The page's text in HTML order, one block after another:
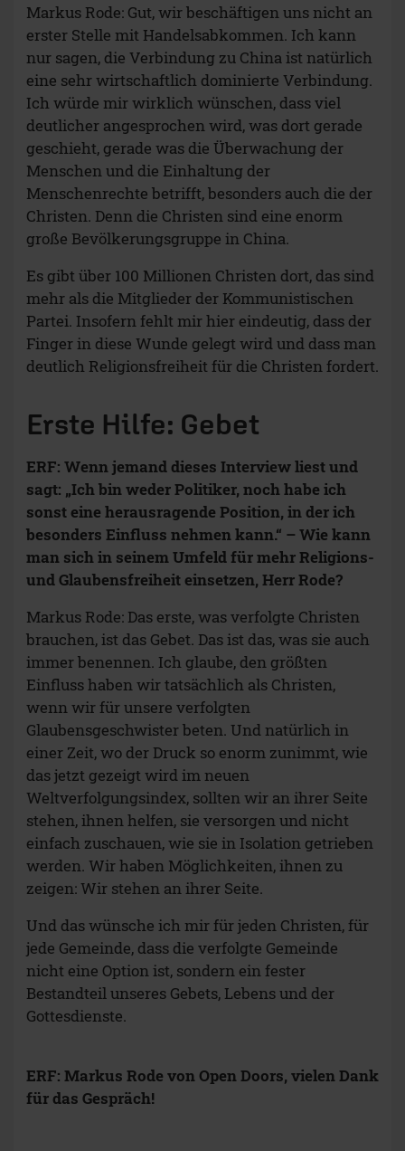
Markus Rode: Gut, wir beschäftigen uns nicht an
erster Stelle mit Handelsabkommen. Ich kann
nur sagen, die Verbindung zu China ist natürlich
eine sehr wirtschaftlich dominierte Verbindung.
Ich würde mir wirklich wünschen, dass viel
deutlicher angesprochen wird, was dort gerade
geschieht, gerade was die Überwachung der
Menschen und die Einhaltung der
Menschenrechte betrifft, besonders auch die der
Christen. Denn die Christen sind eine enorm
große Bevölkerungsgruppe in China.
Es gibt über 100 Millionen Christen dort, das sind
mehr als die Mitglieder der Kommunistischen
Partei. Insofern fehlt mir hier eindeutig, dass der
Finger in diese Wunde gelegt wird und dass man
deutlich Religionsfreiheit für die Christen fordert.
Erste Hilfe: Gebet
ERF: Wenn jemand dieses Interview liest und
sagt: „Ich bin weder Politiker, noch habe ich
sonst eine herausragende Position, in der ich
besonders Einfluss nehmen kann.“ – Wie kann
man sich in seinem Umfeld für mehr Religions-
und Glaubensfreiheit einsetzen, Herr Rode?
Markus Rode: Das erste, was verfolgte Christen
brauchen, ist das Gebet. Das ist das, was sie auch
immer benennen. Ich glaube, den größten
Einfluss haben wir tatsächlich als Christen,
wenn wir für unsere verfolgten
Glaubensgeschwister beten. Und natürlich in
einer Zeit, wo der Druck so enorm zunimmt, wie
das jetzt gezeigt wird im neuen
Weltverfolgungsindex, sollten wir an ihrer Seite
stehen, ihnen helfen, sie versorgen und nicht
einfach zuschauen, wie sie in Isolation getrieben
werden. Wir haben Möglichkeiten, ihnen zu
zeigen: Wir stehen an ihrer Seite.
Und das wünsche ich mir für jeden Christen, für
jede Gemeinde, dass die verfolgte Gemeinde
nicht eine Option ist, sondern ein fester
Bestandteil unseres Gebets, Lebens und der
Gottesdienste.
ERF: Markus Rode von Open Doors, vielen Dank
für das Gespräch!